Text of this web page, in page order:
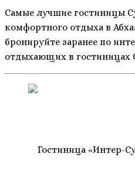
Самые лучшие гостиницы
комфортного отдыха в
бронируйте заранее по
отдыхающих в гостиницах